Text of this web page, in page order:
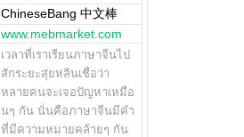
ChineseBang 中文棒
www.mebmarket.com
เวลาที่เราเรียนภาษาจีนไป
สักระยะสุ่ยหลินเชื่อว่า
หลายคนจะเจอปัญหาเหมือ
นๆ กัน นั่นคือภาษาจีนมีคำ
ที่มีความหมายคล้ายๆ กัน